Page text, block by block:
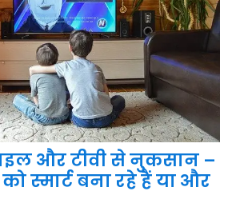
और टीवी से नुकसान –
स्मार्ट बना रहे हैं या और